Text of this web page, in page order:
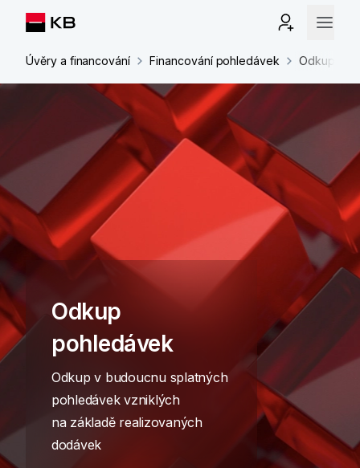
Úvěry a financování Financování pohledávek Odkup
Odkup
pohledávek
Odkup v budoucnu splatných
pohledávek vzniklých
na základě realizovaných
dodávek